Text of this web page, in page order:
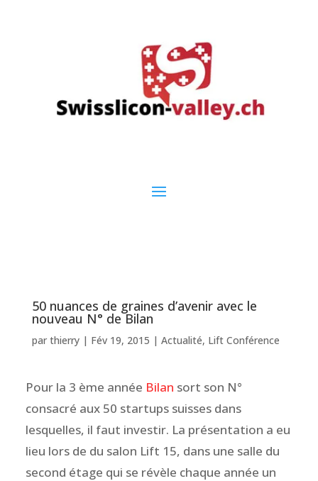
50 nuances de graines d’avenir avec le
nouveau N° de Bilan
par thierry| Fév 19, 2015 | Actualité, Lift Conférence
Pour la 3 ème année Bilan sort son N°
consacré aux 50 startups suisses dans
lesquelles, il faut investir. La présentation a eu
lieu lors de du salon Lift 15, dans une salle du
second étage qui se révèle chaque année un